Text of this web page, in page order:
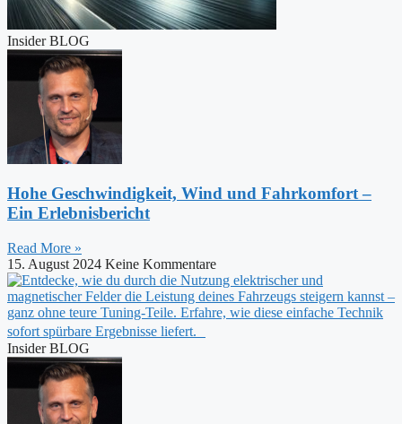
Insider BLOG
Hohe Geschwindigkeit, Wind und Fahrkomfort –
Ein Erlebnisbericht
Read More »
15. August 2024 Keine Kommentare
Insider BLOG